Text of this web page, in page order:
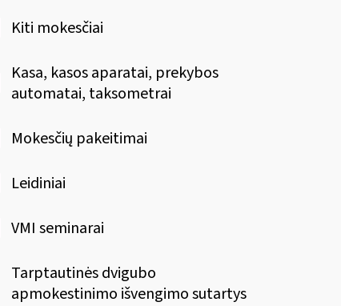
Kiti mokesčiai
Kasa, kasos aparatai, prekybos
automatai, taksometrai
Mokesčių pakeitimai
Leidiniai
VMI seminarai
Tarptautinės dvigubo
apmokestinimo išvengimo sutartys